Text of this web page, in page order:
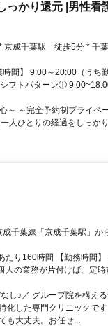
っかり還元 |男性看
3分 * 京成千葉駅 徒歩5分 *
間】 9:00～20:00（うち
フトパターン①
～ ～完全予約制プライベ
人ひとりの経過をしっか
千葉線「京成千葉駅」か
たり160時間 【勤務時間
人の業務が片付けば、定
し♪／ グループ院を構え
化した専門クリニックで
も大丈夫。お任せ...